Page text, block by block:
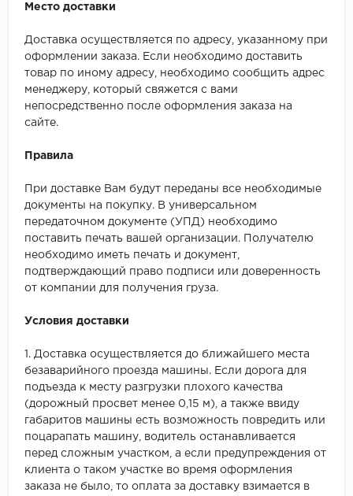
Wonderful Vinyl
Место доставки
Доставка осуществляется по адресу, указанному при
оформлении заказа. Если необходимо доставить
товар по иному адресу, необходимо сообщить адрес
менеджеру, который свяжется с вами
непосредственно после оформления заказа на
сайте.
Правила
При доставке Вам будут переданы все необходимые
документы на покупку. В универсальном
передаточном документе (УПД) необходимо
поставить печать вашей организации. Получателю
необходимо иметь печать и документ,
подтверждающий право подписи или доверенность
от компании для получения груза.
Условия доставки
1. Доставка осуществляется до ближайшего места
безаварийного проезда машины. Если дорога для
подъезда к месту разгрузки плохого качества
(дорожный просвет менее 0,15 м), а также ввиду
габаритов машины есть возможность повредить или
поцарапать машину, водитель останавливается
перед сложным участком, а если предупреждения от
клиента о таком участке во время оформления
заказа не было, то оплата за доставку взимается в